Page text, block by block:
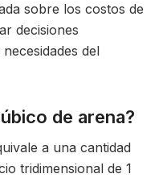
sobre los costos de
decisiones
del
de arena?
a una cantidad
tridimensional de 1